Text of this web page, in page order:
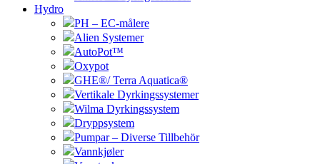
Hydro
PH – EC-målere
Alien Systemer
AutoPot™
Oxypot
GHE®/ Terra Aquatica®
Vertikale Dyrkingssystemer
Wilma Dyrkingssystem
Dryppsystem
Pumpar – Diverse Tillbehör
Vannkjøler